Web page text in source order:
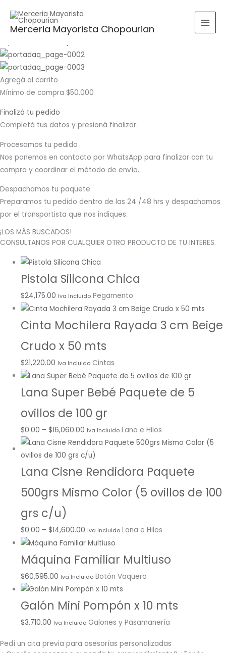
contenido
Merceria Mayorista Chopourian
por:
BUSCAR
Agregá al carrito
Mínimo de compra $50.000
Finalizá tu pedido
Completá tus datos y presioná finalizar.
Procesamos tu pedido
Nos ponemos en contacto por WhatsApp para finalizar con tu
compra y coordinar el método de envío.
Despachamos tu paquete
Preparamos tu pedido dentro de las 24 /48 hrs y despachamos
por el transportista que nos indiques.
¡LOS MÁS BUSCADOS!
CONSULTANOS POR CUALQUIER OTRO PRODUCTO DE TU INTERES.
Pistola Silicona Chica
$24,175.00 Iva Incluido Pegamento
Cinta Mochilera Rayada 3 cm Beige
Crudo x 50 mts
$21,220.00 Iva Incluido Cintas
Lana Super Bebé Paquete de 5
ovillos de 100 gr
$0.00 – $16,060.00
precios:
$0.00
Iva Incluido Lana e Hilos
Lana Cisne Rendidora Paquete
500grs Mismo Color (5 ovillos de 100
grs c/u)
$0.00 – $14,600.00
precios:
Iva Incluido Lana e Hilos
Máquina Familiar Multiuso
$60,595.00 Iva Incluido Botón Vaquero
Galón Mini Pompón x 10 mts
$3,710.00 Iva Incluido Galones y Pasamanería
Pedí un cita previa para asesorías personalizadas